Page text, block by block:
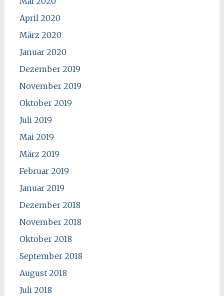
April 2020
März 2020
Januar 2020
Dezember 2019
November 2019
Oktober 2019
Juli 2019
Mai 2019
März 2019
Februar 2019
Januar 2019
Dezember 2018
November 2018
Oktober 2018
September 2018
August 2018
Juli 2018